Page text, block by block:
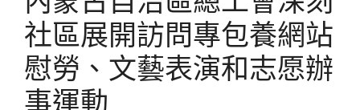
社區展開訪問專包養網站
慰勞、文藝表演和志愿辦
事運動